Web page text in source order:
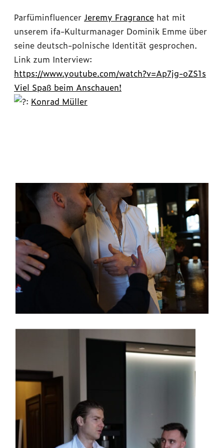
Parfüminfluencer Jeremy Fragrance hat mit
unserem ifa-Kulturmanager Dominik Emme über
seine deutsch-polnische Identität gesprochen.
Link zum Interview:
https://www.youtube.com/watch?v=Ap7jg-oZS1s
Viel Spaß beim Anschauen!
: Konrad Müller